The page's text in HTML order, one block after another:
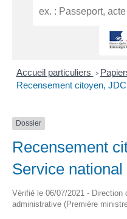
Accueil particuliers >
Recensement citoyen,
Dossier
Recensement
Service national
Vérifié le 06/07/2021 - Direction
administrative (Première